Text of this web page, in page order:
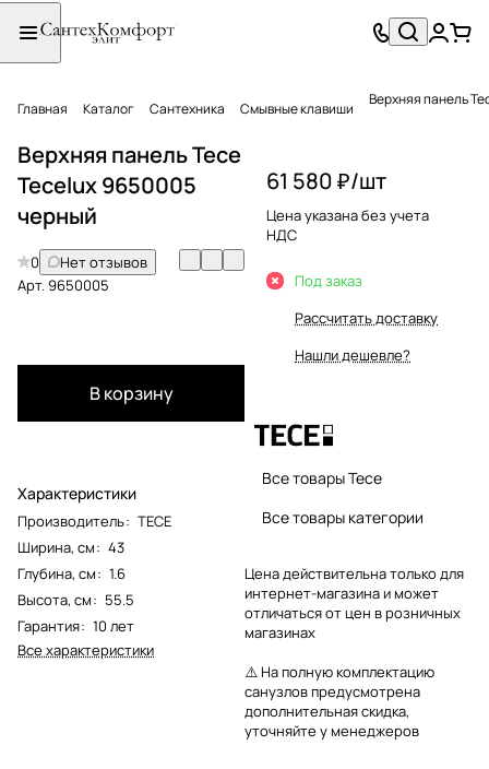
Главная Каталог Сантехника Смывные клавиши Верхняя панель
Верхняя панель Tece
Tecelux 9650005
черный
0
Нет отзывов
Арт.9650005
В корзину
Характеристики
Производитель: TECE
Ширина, см: 43
Глубина, см: 1.6
Высота, см: 55.5
Гарантия: 10 лет
Все характеристики
61 580 ₽/шт
Цена указана без учета
НДС
Под заказ
Рассчитать доставку
Нашли дешевле?
Все товары Tece
Все товары категории
Цена действительна только для
интернет-магазина и может
отличаться от цен в розничных
магазинах
⚠️ На полную комплектацию
санузлов предусмотрена
дополнительная скидка,
уточняйте у менеджеров